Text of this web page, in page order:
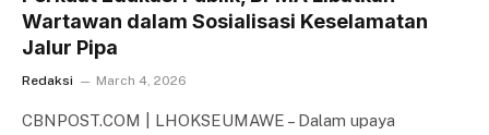
Wartawan dalam Sosialisasi Keselamatan
Jalur Pipa
Redaksi March 4, 2026
CBNPOST.COM | LHOKSEUMAWE – Dalam upaya